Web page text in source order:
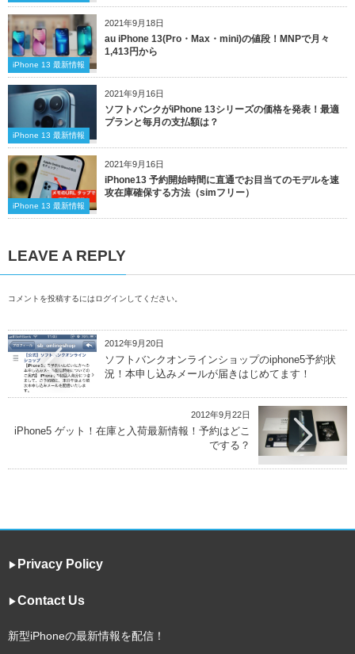
2021年9月18日
iPhone 13 最新情報
au iPhone 13(Pro・Max・mini)の値段！MNPで月々
1,413円から
2021年9月16日
iPhone 13 最新情報
ソフトバンクがiPhone 13シリーズの価格を発表！最適
プランと毎月の支払額は？
2021年9月16日
iPhone 13 最新情報
iPhone13 予約開始時間に直通でお目当てのモデルを速
攻在庫確保する方法（simフリー）
LEAVE A REPLY
コメントを投稿するには ログイン してください。
2012年9月20日
ソフトバンクオンラインショップのiphone5予約状
況！本申し込みメールが届きはじめてます！
2012年9月22日
iPhone5 ゲット！在庫と入荷最新情報！予約はどこ
でする？
▶︎ Privacy Policy
▶︎Contact Us
新型iPhoneの最新情報を配信！